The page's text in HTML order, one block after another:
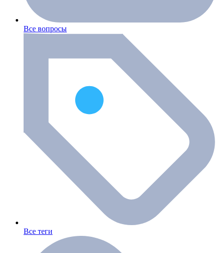
Все вопросы
Все теги